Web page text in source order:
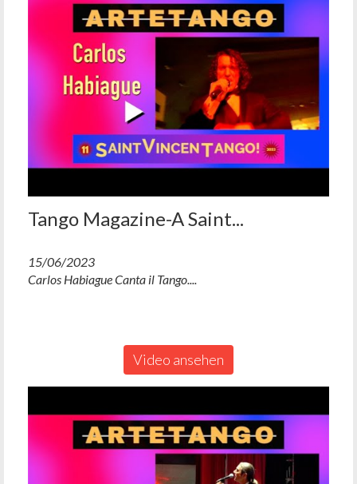
Tango Magazine-A Saint...
15/06/2023
Carlos Habiague Canta il Tango....
Video ansehen